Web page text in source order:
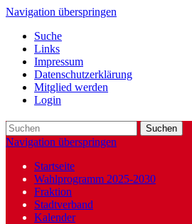
Navigation überspringen
Suche
Links
Impressum
Datenschutzerklärung
Mitglied werden
Login
Suchen
Navigation überspringen
Startseite
Wahlprogramm 2025-2030
Fraktion
Stadtverband
Kalender